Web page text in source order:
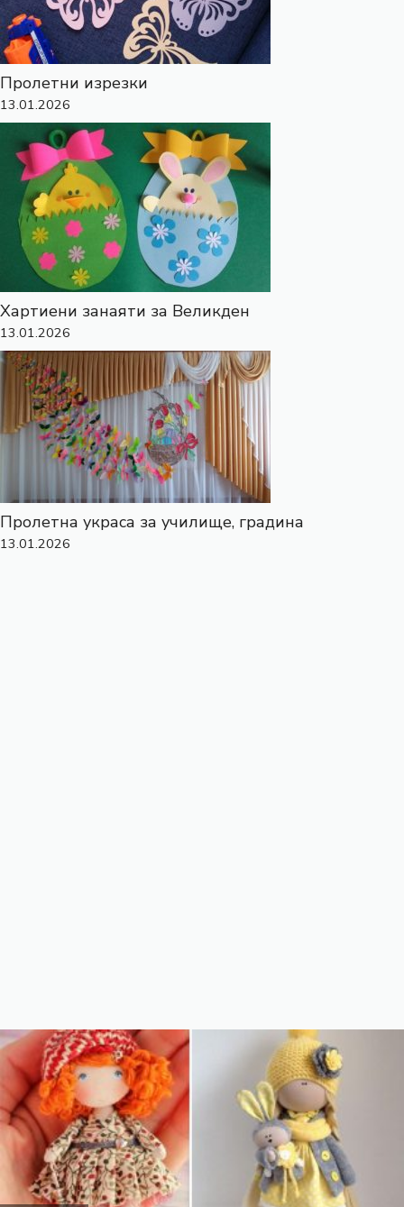
Пролетни изрезки
13.01.2026
Хартиени занаяти за Великден
13.01.2026
Пролетна украса за училище, градина
13.01.2026